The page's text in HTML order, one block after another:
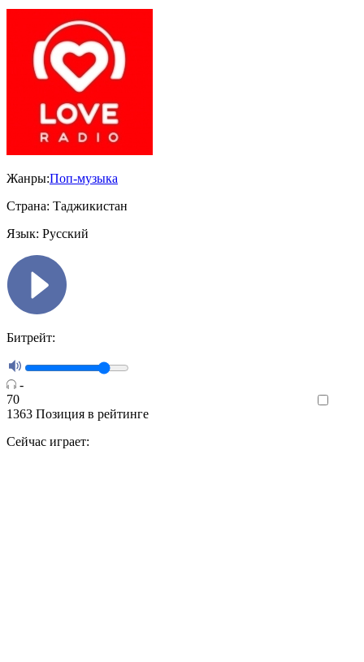
Жанры:Поп-музыка
Страна: Таджикистан
Язык: Русский
Битрейт:
-
70
1363 Позиция в рейтинге
Сейчас играет: